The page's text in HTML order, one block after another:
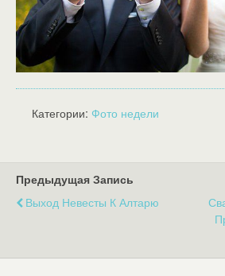
Категории: Фото недели
Предыдущая Запись
Выход Невесты К Алтарю